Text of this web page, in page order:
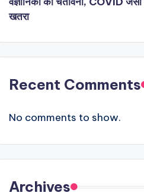
खतरा
Recent Comments
No comments to show.
Archives